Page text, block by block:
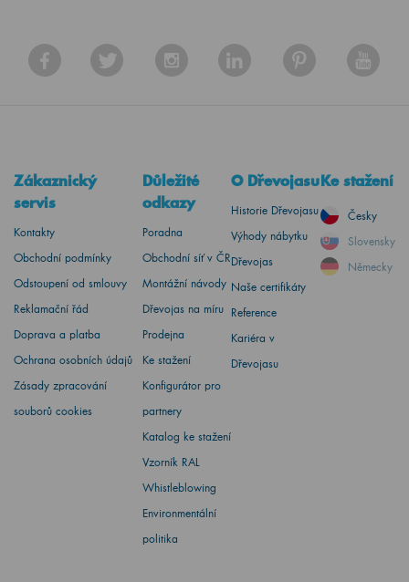
Zákaznický
servis
Kontakty
Obchodní podmínky
Odstoupení od smlouvy
Reklamační řád
Doprava a platba
Ochrana osobních údajů
Zásady zpracování
souborů cookies
Důležité
odkazy
Poradna
Obchodní síť v ČR
Montážní návody
Dřevojas na míru
Prodejna
Ke stažení
Konfigurátor pro
partnery
Katalog ke stažení
Vzorník RAL
Whistleblowing
Environmentální
politika
O Dřevojasu
Historie Dřevojasu
Výhody nábytku
Dřevojas
Naše certifikáty
Reference
Kariéra v
Dřevojasu
Ke stažení
Česky
Slovensky
Německy